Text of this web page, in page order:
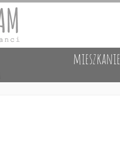
mieszkanie